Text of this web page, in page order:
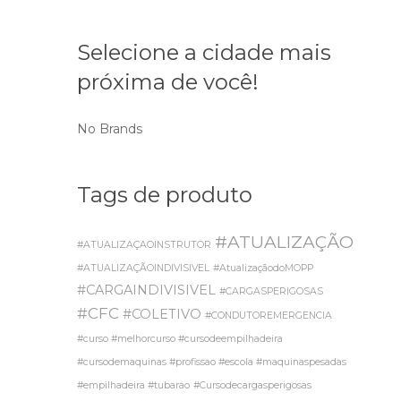
Selecione a cidade mais
próxima de você!
No Brands
Tags de produto
#ATUALIZAÇAOINSTRUTOR #ATUALIZAÇÃO
#ATUALIZAÇÃOINDIVISIVEL #AtualizaçãodoMOPP
#CARGAINDIVISIVEL #CARGASPERIGOSAS
#CFC #COLETIVO #CONDUTOREMERGENCIA
#curso #melhorcurso #cursodeempilhadeira
#cursodemaquinas #profissao #escola #maquinaspesadas
#empilhadeira #tubarao #Cursodecargasperigosas